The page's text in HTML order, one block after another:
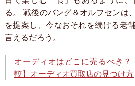
る。
戦後のバング＆オルフセンは
を提案し、今なおそれを続ける老
言えるだろう。
オーディオはどこに売るべき？
較】オーディオ買取店の見つけ方